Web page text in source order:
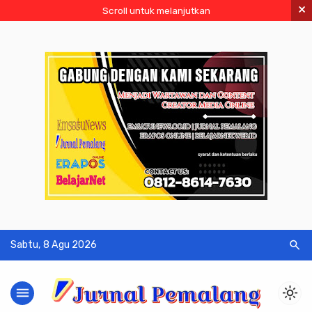
Scroll untuk melanjutkan ×
Sabtu, 8 Agu 2026 search
menu light_mode